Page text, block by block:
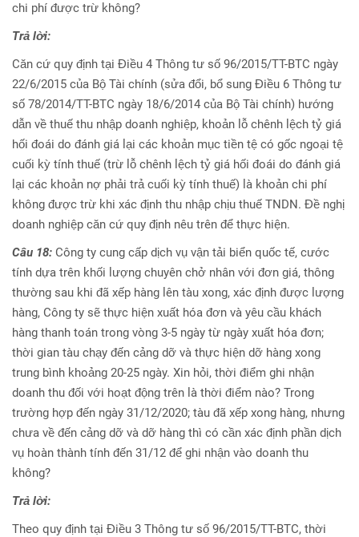
chi phí được trừ không?
Trả lời:
Căn cứ quy định tại Điều 4 Thông tư số 96/2015/TT-BTC ngày
22/6/2015 của Bộ Tài chính (sửa đổi, bổ sung Điều 6 Thông tư
số 78/2014/TT-BTC ngày 18/6/2014 của Bộ Tài chính) hướng
dẫn về thuế thu nhập doanh nghiệp, khoản lỗ chênh lệch tỷ giá
hối đoái do đánh giá lại các khoản mục tiền tệ có gốc ngoại tệ
cuối kỳ tính thuế (trừ lỗ chênh lệch tỷ giá hối đoái do đánh giá
lại các khoản nợ phải trả cuối kỳ tính thuế) là khoản chi phí
không được trừ khi xác định thu nhập chịu thuế TNDN. Đề nghị
doanh nghiệp căn cứ quy định nêu trên để thực hiện.
Câu 18: Công ty cung cấp dịch vụ vận tải biển quốc tế, cước
tính dựa trên khối lượng chuyên chở nhân với đơn giá, thông
thường sau khi đã xếp hàng lên tàu xong, xác định được lượng
hàng, Công ty sẽ thực hiện xuất hóa đơn và yêu cầu khách
hàng thanh toán trong vòng 3-5 ngày từ ngày xuất hóa đơn;
thời gian tàu chạy đến cảng dỡ và thực hiện dỡ hàng xong
trung bình khoảng 20-25 ngày. Xin hỏi, thời điểm ghi nhận
doanh thu đối với hoạt động trên là thời điểm nào? Trong
trường hợp đến ngày 31/12/2020; tàu đã xếp xong hàng, nhưng
chưa về đến cảng dỡ và dỡ hàng thì có cần xác định phần dịch
vụ hoàn thành tính đến 31/12 để ghi nhận vào doanh thu
không?
Trả lời:
Theo quy định tại Điều 3 Thông tư số 96/2015/TT-BTC, thời